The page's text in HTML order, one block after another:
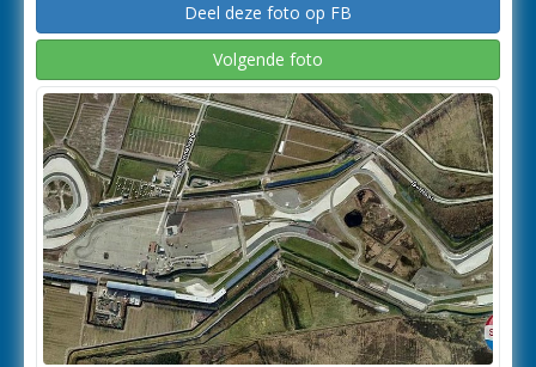
Deel deze foto op FB
Volgende foto